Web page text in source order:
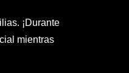
¡Durante
mientras